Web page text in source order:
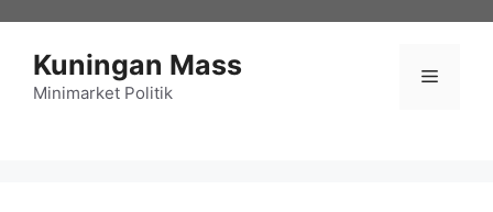
Kuningan Mass
Minimarket Politik
Menu